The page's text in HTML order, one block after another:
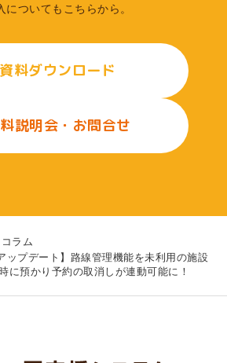
ついてもこちらから。
資料ダウンロード
説明会・お問合せ
ラム
ップデート】路線管理機能を未利用の施設
に預かり予約の取消しが連動可能に！